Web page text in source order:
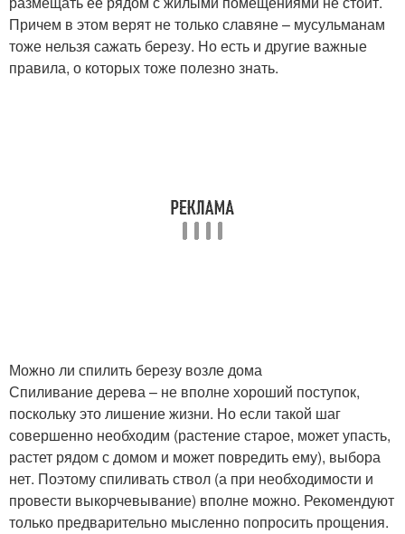
Причем в этом верят не только славяне – мусульманам
тоже нельзя сажать березу. Но есть и другие важные
правила, о которых тоже полезно знать.
Можно ли спилить березу возле дома
Спиливание дерева – не вполне хороший поступок,
поскольку это лишение жизни. Но если такой шаг
совершенно необходим (растение старое, может упасть,
растет рядом с домом и может повредить ему), выбора
нет. Поэтому спиливать ствол (а при необходимости и
провести выкорчевывание) вполне можно. Рекомендуют
только предварительно мысленно попросить прощения.